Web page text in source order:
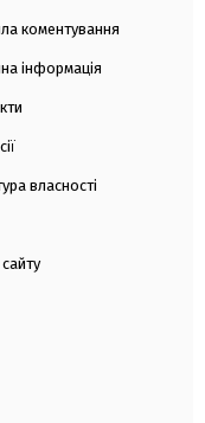
коментування
інформація
власності